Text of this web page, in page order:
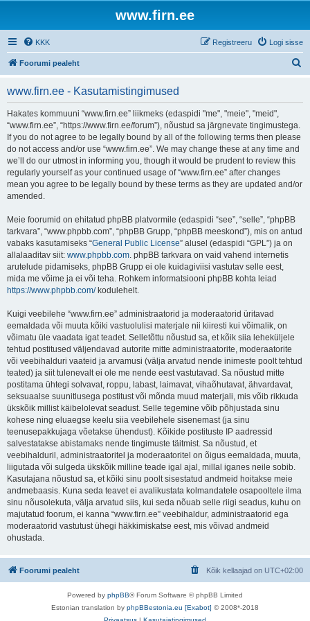
www.firn.ee
KKK Logi sisse
Registreeru
Foorumi pealeht
www.firn.ee - Kasutamistingimused
Hakates kommuuni “www.firn.ee” liikmeks (edaspidi "me", "meie", "meid",
“www.firn.ee”, “https://www.firn.ee/forum”), nõustud sa järgnevate tingimustega.
If you do not agree to be legally bound by all of the following terms then please
do not access and/or use “www.firn.ee”. We may change these at any time and
we’ll do our utmost in informing you, though it would be prudent to review this
regularly yourself as your continued usage of “www.firn.ee” after changes
mean you agree to be legally bound by these terms as they are updated and/or
amended.
Meie foorumid on ehitatud phpBB platvormile (edaspidi “see”, “selle”, “phpBB
tarkvara”, “www.phpbb.com”, “phpBB Grupp, “phpBB meeskond”), mis on antud
vabaks kasutamiseks “General Public License” alusel (edaspidi “GPL”) ja on
allalaaditav siit: www.phpbb.com. phpBB tarkvara on vaid vahend internetis
arutelude pidamiseks, phpBB Grupp ei ole kuidagiviisi vastutav selle eest,
mida me võime ja ei või teha. Rohkem informatsiooni phpBB kohta leiad
https://www.phpbb.com/kodulehelt.
Kuigi veebilehe “www.firn.ee” administraatorid ja moderaatorid üritavad
eemaldada või muuta kõiki vastuolulisi materjale nii kiiresti kui võimalik, on
võimatu üle vaadata igat teadet. Selletõttu nõustud sa, et kõik siia leheküljele
tehtud postitused väljendavad autorite mitte administraatorite, moderaatorite
või veebihalduri vaateid ja arvamusi (välja arvatud nende inimeste poolt tehtud
teated) ja siit tulenevalt ei ole me nende eest vastutavad. Sa nõustud mitte
postitama ühtegi solvavat, roppu, labast, laimavat, vihaõhutavat, ähvardavat,
seksuaalse suunitlusega postitust või mõnda muud materjali, mis võib rikkuda
ükskõik millist käibelolevat seadust. Selle tegemine võib põhjustada sinu
kohese ning eluaegse keelu siia veebilehele sisenemast (ja sinu
teenusepakkujaga võetakse ühendust). Kõikide postituste IP aadressid
salvestatakse abistamaks nende tingimuste täitmist. Sa nõustud, et
veebihalduril, administraatoritel ja moderaatoritel on õigus eemaldada, muuta,
liigutada või sulgeda ükskõik milline teade igal ajal, millal iganes neile sobib.
Kasutajana nõustud sa, et kõiki sinu poolt sisestatud andmeid hoitakse meie
andmebaasis. Kuna seda teavet ei avalikustata kolmandatele osapooltele ilma
sinu nõusolekuta, välja arvatud siis, kui seda nõuab selle riigi seadus, kuhu on
majutatud foorum, ei kanna “www.firn.ee” veebihaldur, administraatorid ega
moderaatorid vastutust ühegi häkkimiskatse eest, mis võivad andmeid
ohustada.
Foorumi pealeht Kõik kellaajad on UTC+02:00
Powered by phpBB® Forum Software © phpBB Limited
Estonian translation by phpBBestonia.eu [Exabot] © 2008*-2018